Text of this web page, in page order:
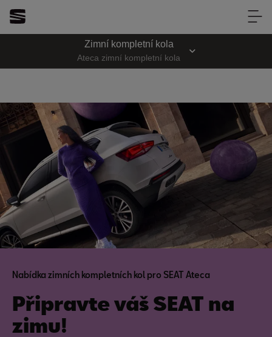
AUTOTREND
AUTOTRENDZimní kompletní kola
Ateca zimní kompletní kola
Nabídka zimních kompletních kol pro SEAT Ateca
Připravte váš SEAT na
zimu!